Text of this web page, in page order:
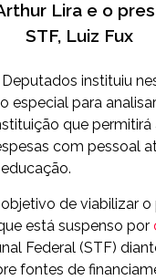
Lira e o
STF, Luiz Fux
instituiu
especial para
que
com pessoal
de viabilizar o
está suspenso por
Federal (STF)
fontes de